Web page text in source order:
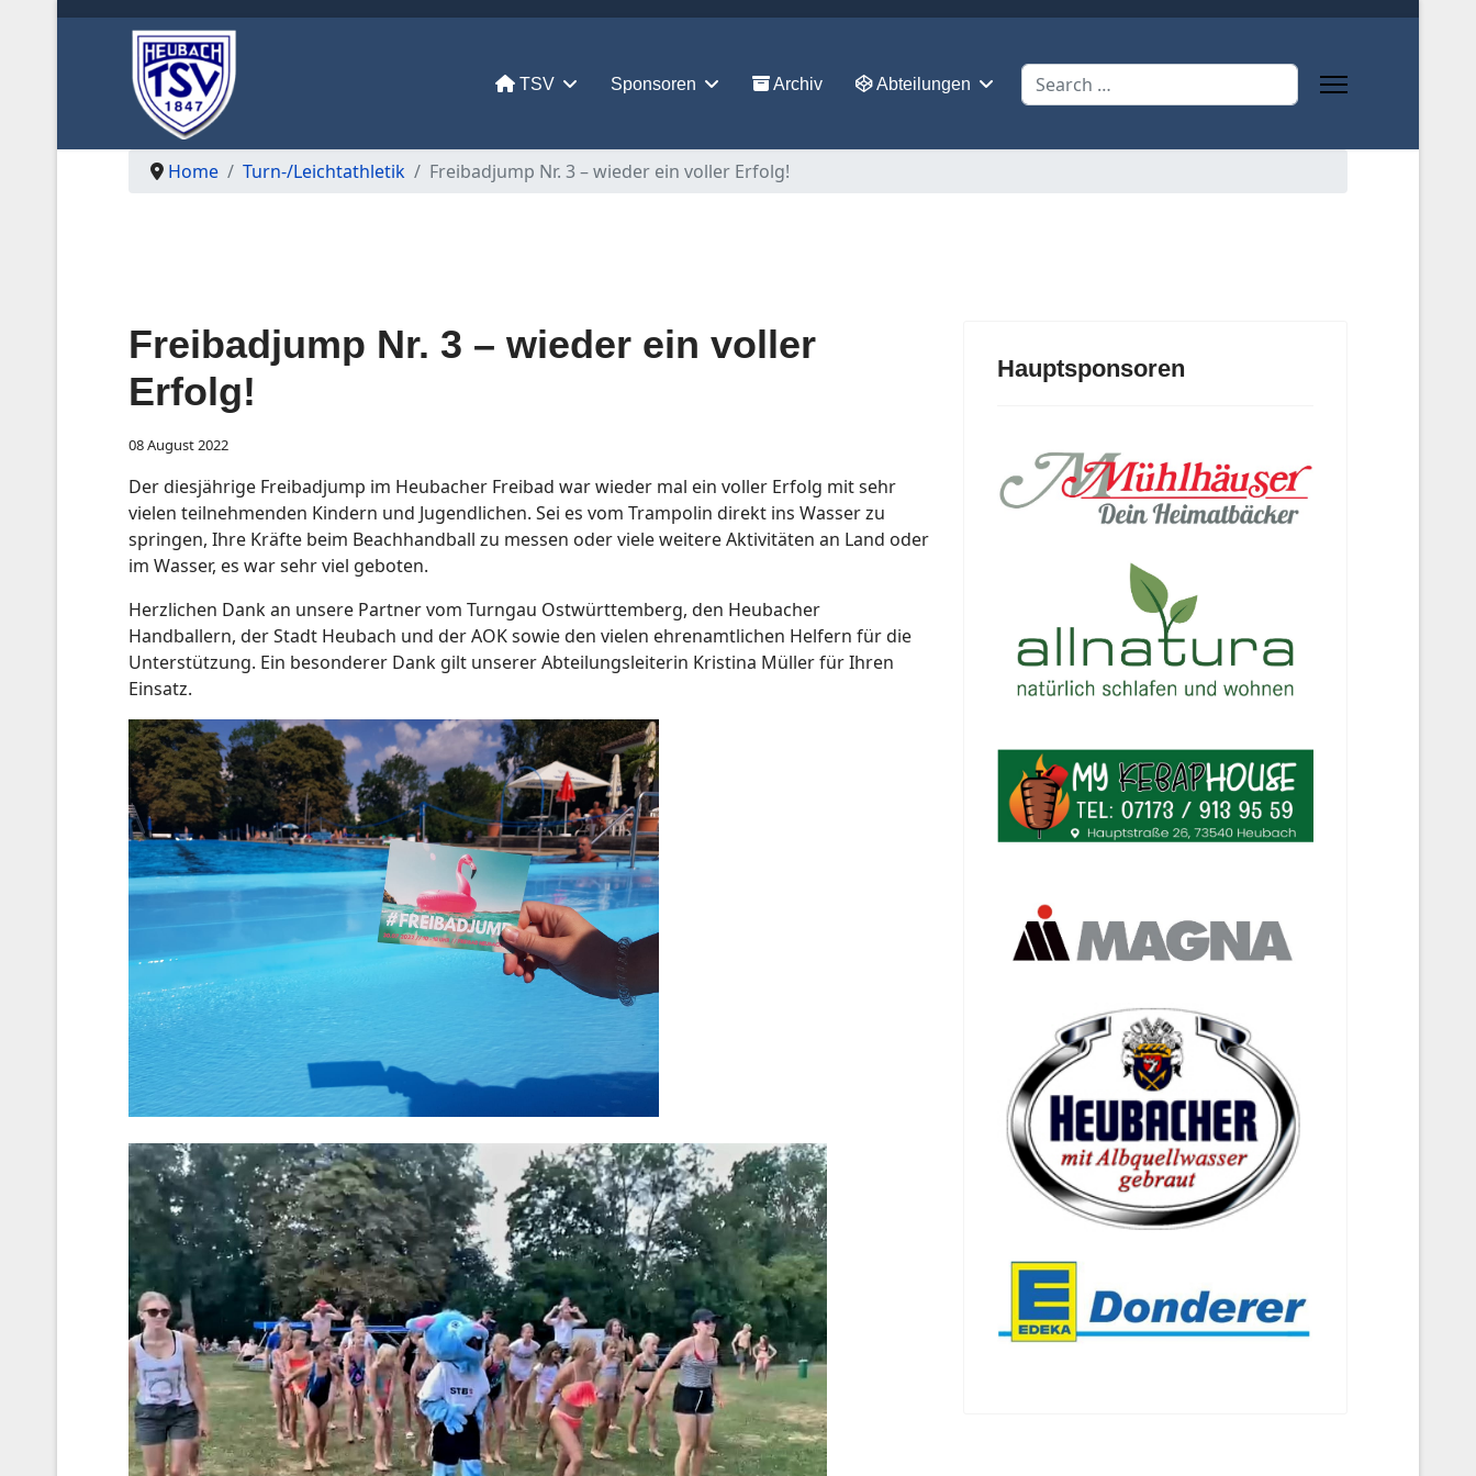
TSV Sponsoren Archiv Abteilungen Search
Home Turn-/Leichtathletik Freibadjump Nr. 3 – wieder ein voller Erfolg!
Freibadjump Nr. 3 – wieder ein voller
Erfolg!
08 August 2022
Der diesjährige Freibadjump im Heubacher Freibad war wieder mal ein voller Erfolg mit sehr
vielen teilnehmenden Kindern und Jugendlichen. Sei es vom Trampolin direkt ins Wasser zu
springen, Ihre Kräfte beim Beachhandball zu messen oder viele weitere Aktivitäten an Land oder
im Wasser, es war sehr viel geboten.
Herzlichen Dank an unsere Partner vom Turngau Ostwürttemberg, den Heubacher
Handballern, der Stadt Heubach und der AOK sowie den vielen ehrenamtlichen Helfern für die
Unterstützung. Ein besonderer Dank gilt unserer Abteilungsleiterin Kristina Müller für Ihren
Einsatz.
Hauptsponsoren